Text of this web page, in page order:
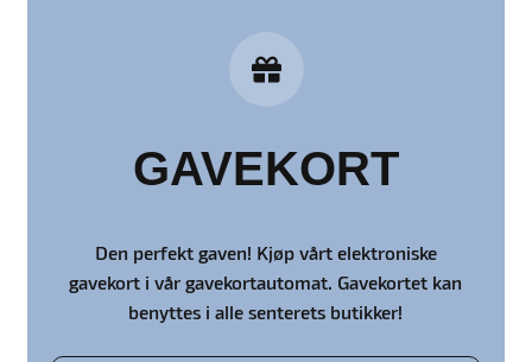
GAVEKORT
Den perfekt gaven! Kjøp vårt elektroniske
gavekort i vår gavekortautomat. Gavekortet kan
benyttes i alle senterets butikker!